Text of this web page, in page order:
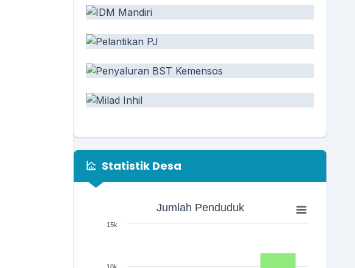
Statistik Desa
Jumlah PendudukJumlah Penduduk
15k